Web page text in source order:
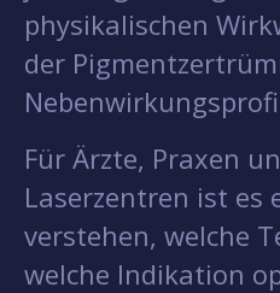
physikalischen
der
Für Ärzte, Praxen
Laserzentren ist es
verstehen, welche
welche Indikation